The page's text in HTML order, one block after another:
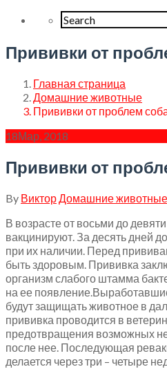
Прививки от
Главная страница
Домашние животные
Прививки от проблем
18Мар, 2018
Прививки от
By Виктор Домашние животные
В возрасте от восьми до
вакцинируют. За десять дней до
при их наличии. Перед
быть здоровым. Прививка
организм слабого штамма
на ее
будут защищать животное в
прививка проводится в
предотвращения возможных
после нее. Последующая
делается через три – четыре